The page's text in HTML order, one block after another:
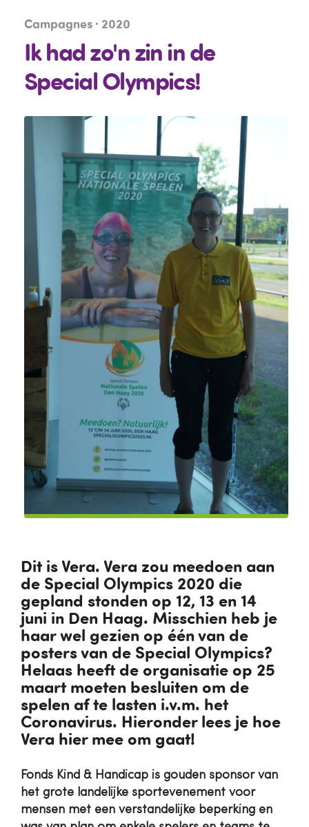
Campagnes · 2020
Ik had zo'n zin in de
Special Olympics!
Dit is Vera. Vera zou meedoen aan
de Special Olympics 2020 die
gepland stonden op 12, 13 en 14
juni in Den Haag. Misschien heb je
haar wel gezien op één van de
posters van de Special Olympics?
Helaas heeft de organisatie op 25
maart moeten besluiten om de
spelen af te lasten i.v.m. het
Coronavirus. Hieronder lees je hoe
Vera hier mee om gaat!
Fonds Kind & Handicap is gouden sponsor van
het grote landelijke sportevenement voor
mensen met een verstandelijke beperking en